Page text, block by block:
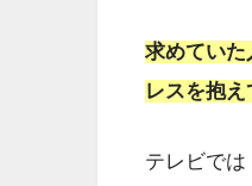
求めていた
レスを抱
テレビで